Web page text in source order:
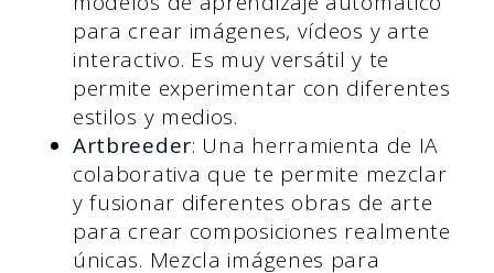
para crear imágenes, vídeos y arte
interactivo. Es muy versátil y te
permite experimentar con diferentes
estilos y medios.
Artbreeder: Una herramienta de IA
colaborativa que te permite mezclar
y fusionar diferentes obras de arte
para crear composiciones realmente
únicas. Mezcla imágenes para